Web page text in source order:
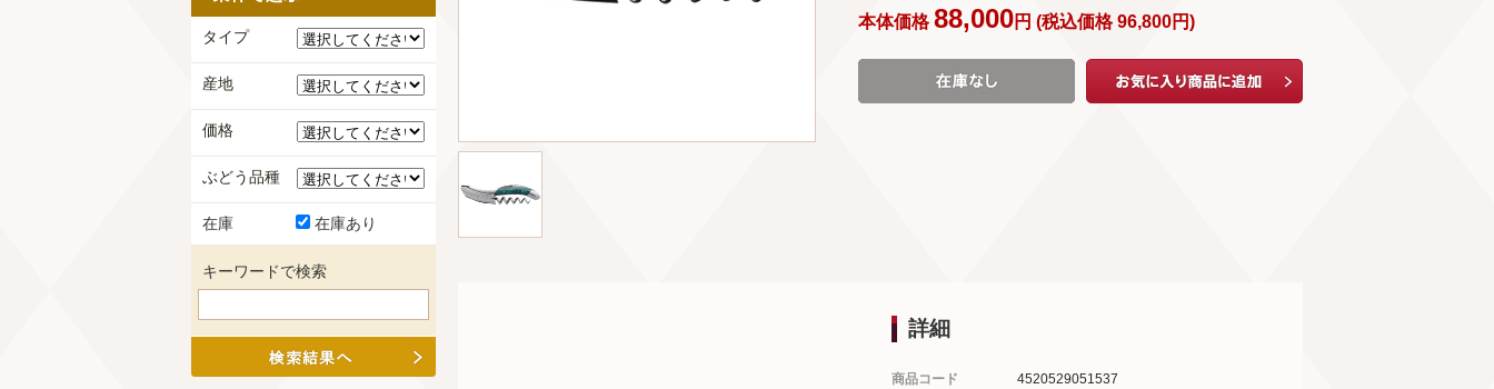
本体価格88,000円 (税込価格96,800円)
詳細
商品コード 4520529051537
タイプ
産地
価格
ぶどう品種
在庫 在庫あり
キーワードで検索